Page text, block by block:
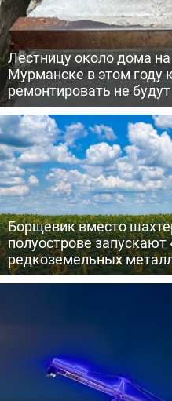
Лестницу около дома
Мурманске в этом году
ремонтировать не будут
Борщевик вместо
полуострове
редкоземельных